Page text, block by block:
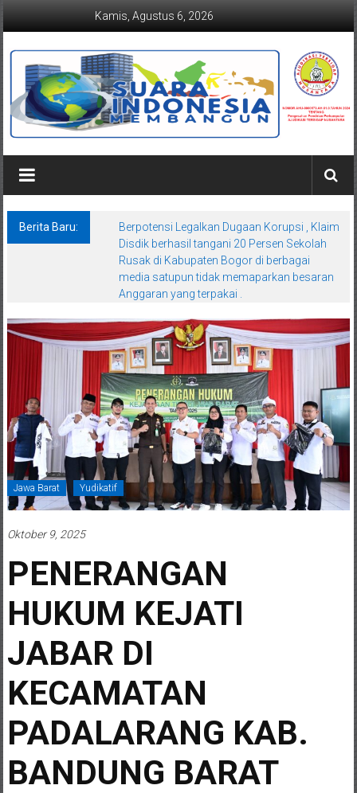
Kamis, Agustus 6, 2026
Berita Baru:
Berpotensi Legalkan Dugaan Korupsi , Klaim
Disdik berhasil tangani 20 Persen Sekolah
Rusak di Kabupaten Bogor di berbagai
media satupun tidak memaparkan besaran
Anggaran yang terpakai .
Jawa Barat Yudikatif
Oktober 9, 2025
PENERANGAN
HUKUM KEJATI
JABAR DI
KECAMATAN
PADALARANG KAB.
BANDUNG BARAT